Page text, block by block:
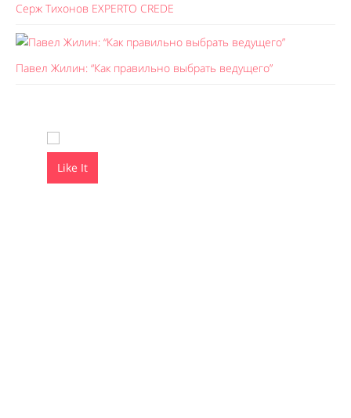
Серж Тихонов EXPERTO CREDE
Павел Жилин: “Как правильно выбрать ведущего”
Like It